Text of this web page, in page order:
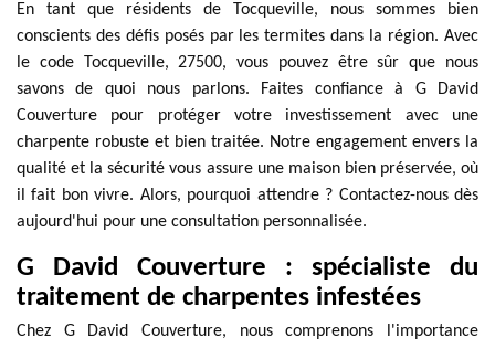
En tant que résidents de Tocqueville, nous sommes bien
conscients des défis posés par les termites dans la région. Avec
le code Tocqueville, 27500, vous pouvez être sûr que nous
savons de quoi nous parlons. Faites confiance à G David
Couverture pour protéger votre investissement avec une
charpente robuste et bien traitée. Notre engagement envers la
qualité et la sécurité vous assure une maison bien préservée, où
il fait bon vivre. Alors, pourquoi attendre ? Contactez-nous dès
aujourd'hui pour une consultation personnalisée.
G David Couverture : spécialiste du
traitement de charpentes infestées
Chez G David Couverture, nous comprenons l'importance